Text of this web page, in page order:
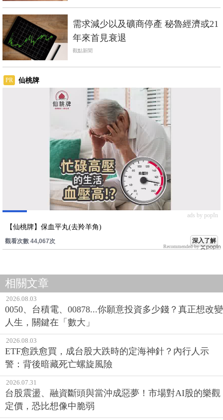
需求減少以及礦商停產 秘魯經濟或21
年來首見衰退
觀點新聞
PR 仙桃牌
ads by popIn
【仙桃牌】保血平丸(去羚羊角)
觀看次數 44,067次 深入了解
Recommended by
相關文章
2026.08.03
0050、台積電、00878...你願意投資多少錢？真正想改變
人生，關鍵在「數大」
2026.08.03
ETF愈跌愈買，成台股大跌時的定海神針？內行人示
警：背後暗藏死亡螺旋風險
2026.07.31
台股震盪、融資斷頭與當沖成惡夢！市場對AI股的樂觀
定價，恐比想像中脆弱